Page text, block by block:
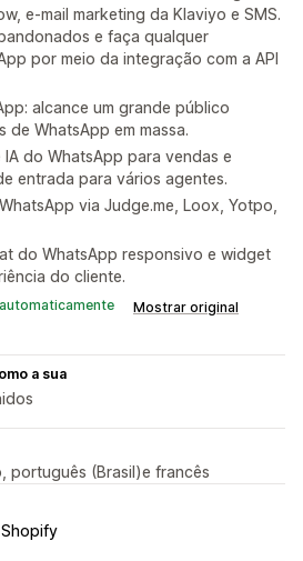
e-mail marketing da Klaviyo e SMS.
e faça qualquer
por meio da integração com a API
alcance um grande público
de WhatsApp em massa.
do WhatsApp para vendas e
entrada para vários agentes.
via Judge.me, Loox, Yotpo,
do WhatsApp responsivo e widget
do cliente.
Mostrar original
a sua
português (Brasil)e francês